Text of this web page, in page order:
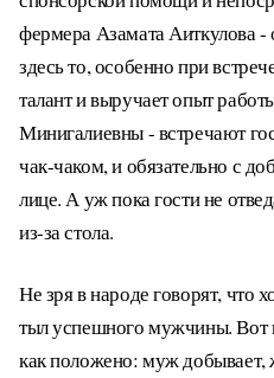
фермера Азамата Аиткулова
здесь то, особенно при
талант и выручает опыт
Минигалиевны - встречают
чак-чаком, и обязательно с
лице. А уж пока гости не
из-за стола.
Не зря в народе говорят, что
тыл успешного мужчины. Вот
как положено: муж добывает,